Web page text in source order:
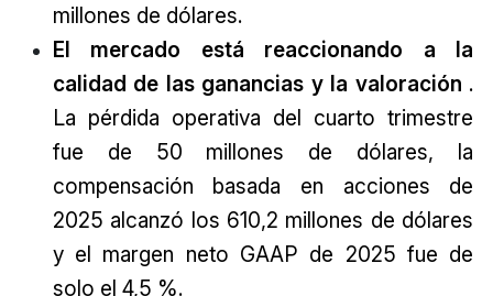
millones de dólares.
El mercado está reaccionando a la
calidad de las ganancias y la valoración .
La pérdida operativa del cuarto trimestre
fue de 50 millones de dólares, la
compensación basada en acciones de
2025 alcanzó los 610,2 millones de dólares
y el margen neto GAAP de 2025 fue de
solo el 4,5 %.